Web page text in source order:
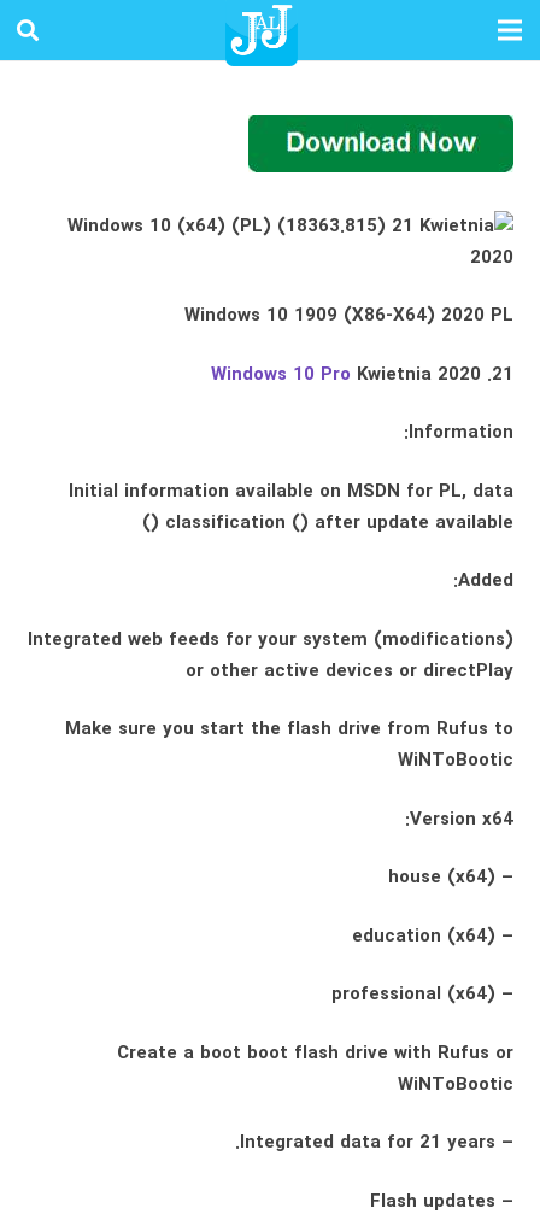
Windows 10 1909 (X86-X64) 2020 PL
21.
Windows 10 Pro Kwietnia 2020
Information:
Initial information available on MSDN for PL, data
classification () after update available ()
Added:
Integrated web feeds for your system (modifications)
or other active devices or directPlay
Make sure you start the flash drive from Rufus to
WiNToBootic
Version x64:
– house (x64)
– education (x64)
– professional (x64)
Create a boot boot flash drive with Rufus or
WiNToBootic
– Integrated data for 21 years.
– Flash updates